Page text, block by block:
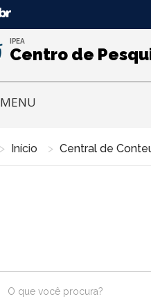
IPEA
Centro de
MENU
Início Central de